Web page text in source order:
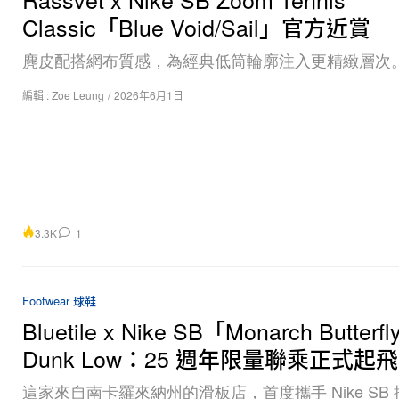
麂皮配搭網布質感，為經典低筒輪廓注入更精緻層次。
編輯 :Zoe Leung 2026年6月1日
Bluetile x Nike SB「Monarch Butterfly
Dunk Low：25 週年限量聯乘正式起飛
這家來自南卡羅來納州的滑板店，首度攜手 Nike SB
乘，以移民故事、社群韌性與尋找歸屬的旅程為題，